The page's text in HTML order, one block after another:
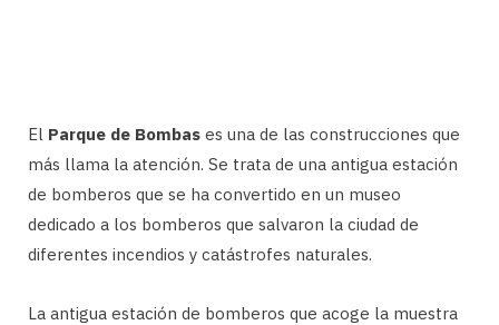
El Parque de Bombas es una de las construcciones que
más llama la atención. Se trata de una antigua estación
de bomberos que se ha convertido en un museo
dedicado a los bomberos que salvaron la ciudad de
diferentes incendios y catástrofes naturales.
La antigua estación de bomberos que acoge la muestra